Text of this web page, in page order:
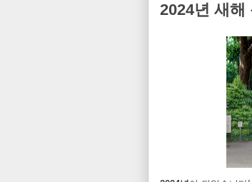
2024년 새해